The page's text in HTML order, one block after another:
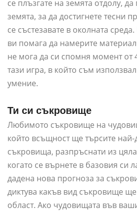
се плъзгате на земята отдолу,
земята, за да достигнете тесни
се състезавате в околната
ви помага да намерите
не мога да си спомня момент от
тази игра, в който съм
умение.
Ти си съкровище
Любимото съкровище на
който всъщност ще търсите най-
съкровища, разпръснати из
когато се върнете в базовия си
дадена нова прогноза за
диктува какъв вид съкровище
област. Ако чудовищата във